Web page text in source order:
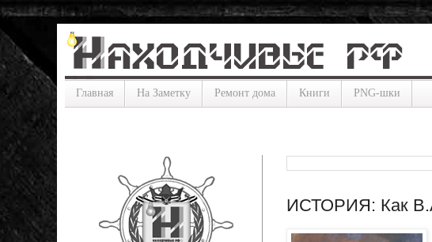
Главная На Заметку Ремонт дома Книги PNG-шки
ИСТОРИЯ: Как